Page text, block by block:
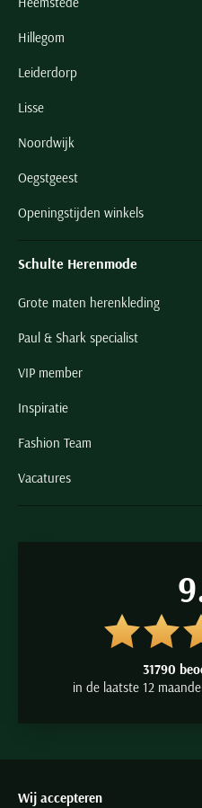
Hillegom
Leiderdorp
Lisse
Noordwijk
Oegstgeest
Openingstijden winkels
Schulte Herenmode
Grote maten herenkleding
Paul & Shark specialist
VIP member
Inspiratie
Fashion Team
Vacatures
31790
in de laatste 12
Wij accepteren